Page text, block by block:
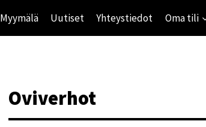
Myymälä Uutiset Yhteystiedot Oma tili
Oviverhot